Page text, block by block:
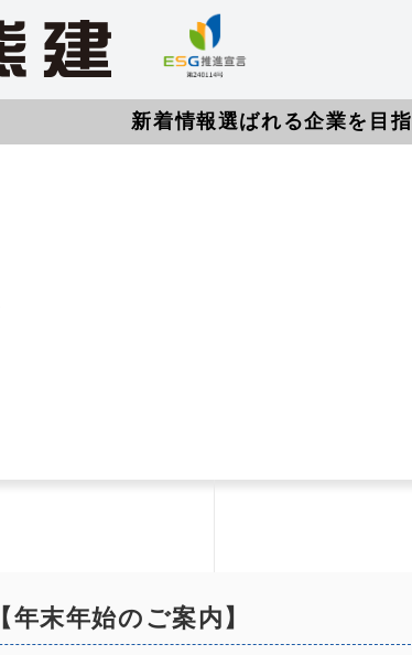
新着情報選ばれる企業を目
【年末年始のご案内】